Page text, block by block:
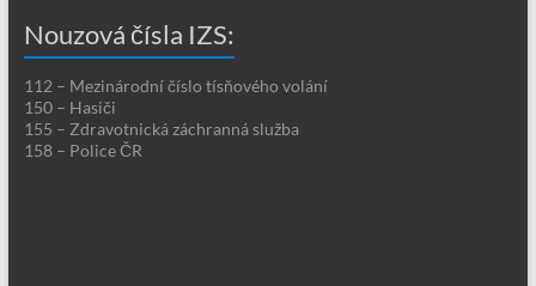
Nouzová čísla IZS:
112 – Mezinárodní číslo tísňového volání
150 – Hasiči
155 – Zdravotnická záchranná služba
158 – Police ČR